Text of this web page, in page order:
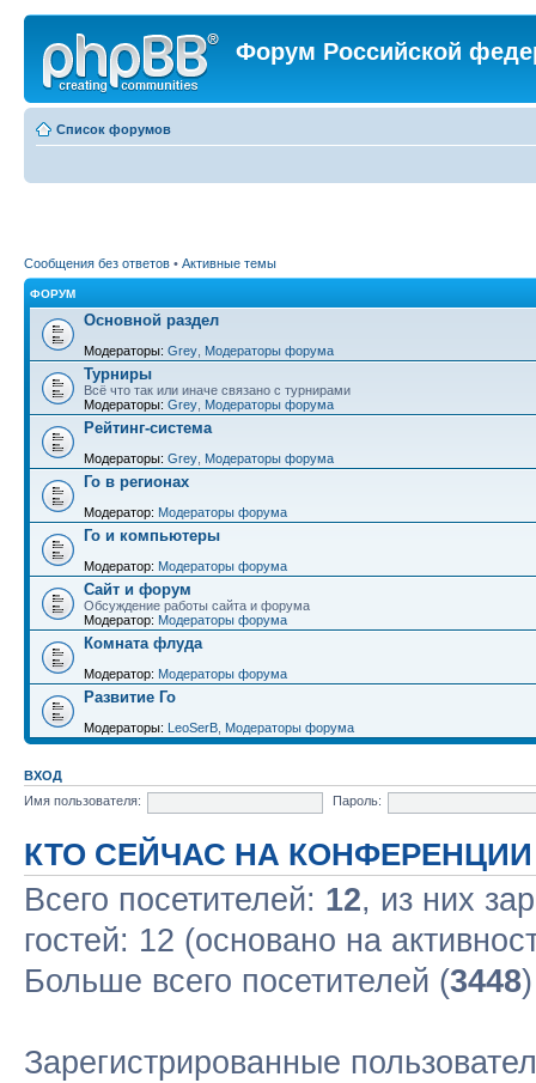
Форум Российской
Список форумов
Сообщения без ответов • Активные темы
ФОРУМ
Основной раздел
Модераторы: Grey Модераторы форума
Турниры
Всё что так или иначе связано с турнирами
Модераторы: Grey Модераторы форума
Рейтинг-система
Модераторы: Grey Модераторы форума
Го в регионах
Модератор: Модераторы форума
Го и компьютеры
Модератор: Модераторы форума
Сайт и форум
Обсуждение работы сайта и форума
Модератор: Модераторы форума
Комната флуда
Модератор: Модераторы форума
Развитие Го
Модераторы: LeoSerB Модераторы форума
ВХОД
Имя пользователя:
Пароль:
КТО СЕЙЧАС НА КОНФЕРЕНЦИИ
Всего посетителей: 12, из них
гостей: 12 (основано на
Больше всего посетителей (3448
Зарегистрированные